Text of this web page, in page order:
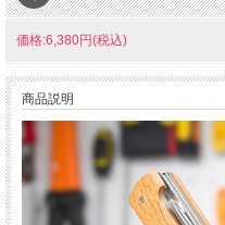
価格:6,380円(税込)
商品説明